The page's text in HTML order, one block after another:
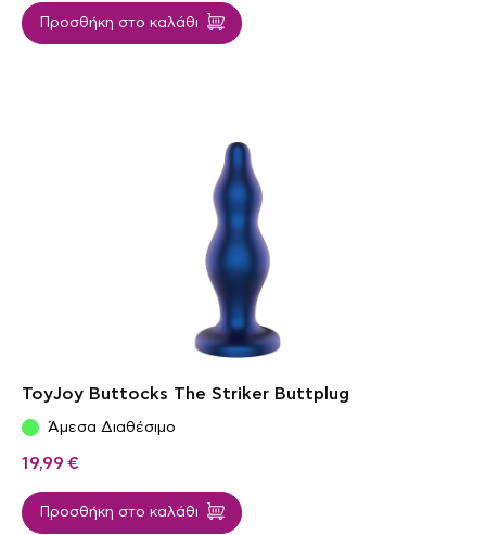
Προσθήκη στο καλάθι
ToyJoy Buttocks The Striker Buttplug
Άμεσα Διαθέσιμο
19,99 €
Προσθήκη στο καλάθι